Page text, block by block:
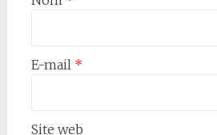
E-mail *
Site web